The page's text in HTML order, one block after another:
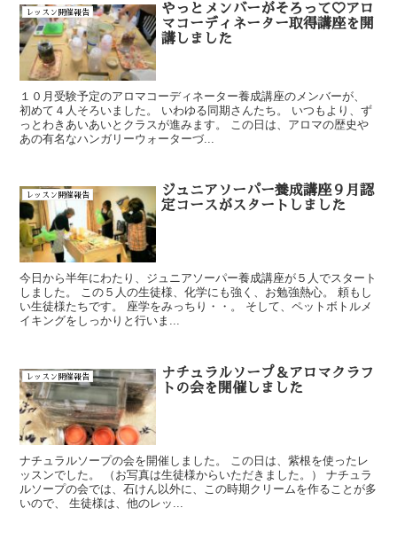
レッスン開催報告
やっとメンバーがそろって♡アロ
マコーディネーター取得講座を開
講しました
１０月受験予定のアロマコーディネーター養成講座のメンバーが、
初めて４人そろいました。 いわゆる同期さんたち。 いつもより、ず
っとわきあいあいとクラスが進みます。 この日は、アロマの歴史や
あの有名なハンガリーウォーターづ...
レッスン開催報告
ジュニアソーパー養成講座９月認
定コースがスタートしました
今日から半年にわたり、ジュニアソーパー養成講座が５人でスタート
しました。 この５人の生徒様、化学にも強く、お勉強熱心。 頼もし
い生徒様たちです。 座学をみっちり・・。 そして、ペットボトルメ
イキングをしっかりと行いま...
レッスン開催報告
ナチュラルソープ＆アロマクラフ
トの会を開催しました
ナチュラルソープの会を開催しました。 この日は、紫根を使ったレ
ッスンでした。 （お写真は生徒様からいただきました。） ナチュラ
ルソープの会では、石けん以外に、この時期クリームを作ることが多
いので、 生徒様は、他のレッ...